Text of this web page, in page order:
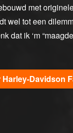
met
wel tot een
dat ik ‘m
Davidson